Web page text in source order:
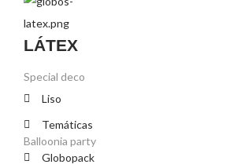
LÁTEX
Special deco
Liso
Temáticas
Balloonia party
Globopack